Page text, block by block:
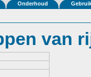
Onderhoud
van